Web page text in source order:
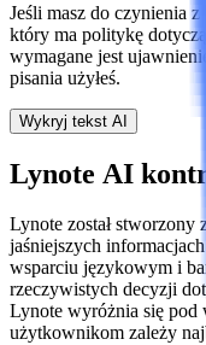
Jeśli masz do czynienia
który ma politykę
wymagane jest
pisania użyłeś.
Wykryj tekst AI
Lynote AI
Lynote został
jaśniejszych
wsparciu językowym i
rzeczywistych decyzji
Lynote wyróżnia się pod
użytkownikom zależy